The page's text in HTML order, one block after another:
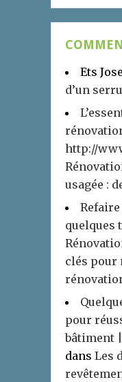
Ets Jose
d’un
http://
usagée :
quelques
clés pour
pour
bâtiment
dans Les